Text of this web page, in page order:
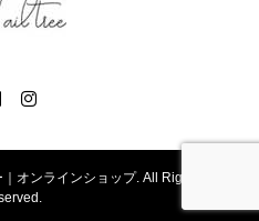
オンラインショップ. All Rights